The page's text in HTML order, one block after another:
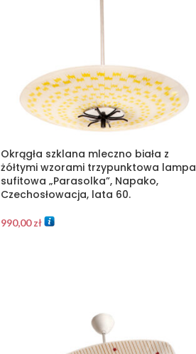
Okrągła szklana mleczno biała z
żółtymi wzorami trzypunktowa lampa
sufitowa „Parasolka”, Napako,
Czechosłowacja, lata 60.
990,00zł